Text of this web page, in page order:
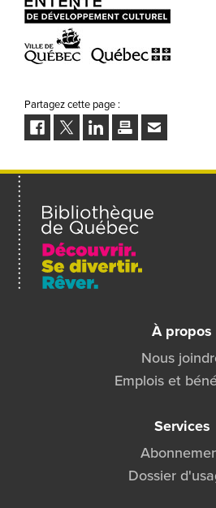
Partagez cette page :
FacebookTwitterLinkedInImprimerEnvoyer
à
À propos
Nous
Emplois et
Services
Dossier